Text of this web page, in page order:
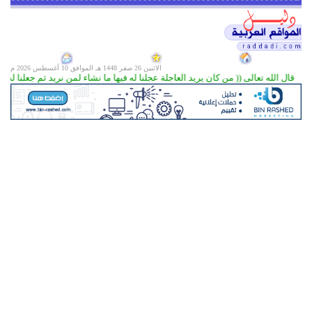
الاثنين 26 صفر 1448 هـ الموافق
قال الله تعالى (( من كان يريد العاجلة عجلنا له فيها ما نشاء لمن نريد ثم جعلنا له جهنم يصلاها